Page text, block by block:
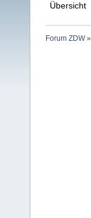
Übersicht
Forum ZDW»